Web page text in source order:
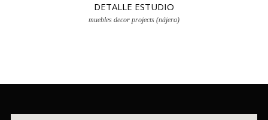
DETALLE ESTUDIO
muebles decor projects (nájera)